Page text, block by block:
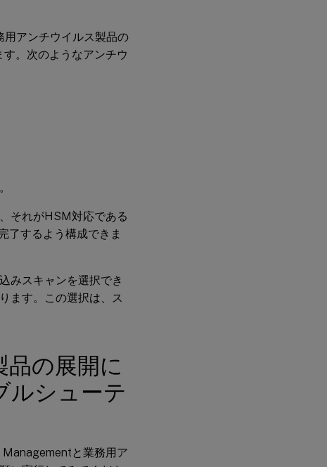
アンチウイルス製品の
。次のようなアンチウ
それがHSM対応である
了するよう構成できま
みスキャンを選択でき
ます。この選択は、ス
の展開に
ルシューテ
と業務用ア